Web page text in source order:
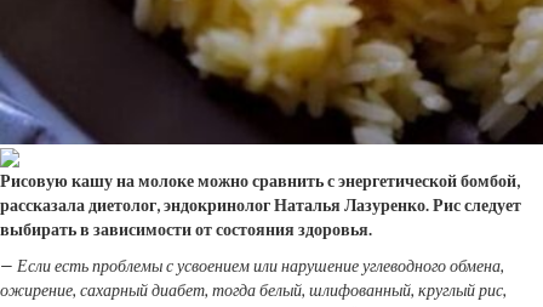
Рисовую кашу на молоке можно сравнить с энергетической бомбой,
рассказала диетолог, эндокринолог Наталья Лазуренко. Рис следует
выбирать в зависимости отсостояния здоровья.
— Если есть проблемы с усвоением или нарушение углеводного обмена,
ожирение, сахарный диабет, тогда белый, шлифованный, круглый рис,